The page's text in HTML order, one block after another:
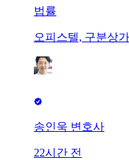
법률
오피스텔, 구분상
송인욱 변호사
22시간 전